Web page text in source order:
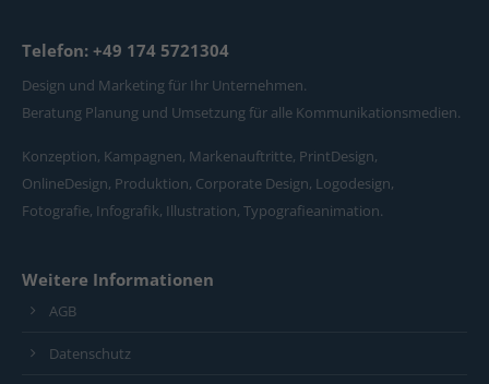
Telefon: +49 174 5721304
Design und Marketing für Ihr Unternehmen.
Beratung Planung und Umsetzung für alle Kommunikationsmedien.
Konzeption, Kampagnen, Markenauftritte, PrintDesign,
OnlineDesign, Produktion, Corporate Design, Logodesign,
Fotografie, Infografik, Illustration, Typografieanimation.
Weitere Informationen
AGB
Datenschutz